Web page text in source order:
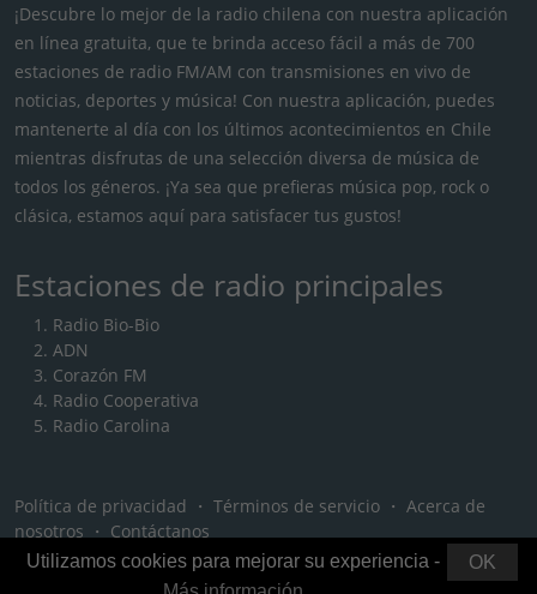
¡Descubre lo mejor de la radio chilena con nuestra aplicación
en línea gratuita, que te brinda acceso fácil a más de 700
estaciones de radio FM/AM con transmisiones en vivo de
noticias, deportes y música! Con nuestra aplicación, puedes
mantenerte al día con los últimos acontecimientos en Chile
mientras disfrutas de una selección diversa de música de
todos los géneros. ¡Ya sea que prefieras música pop, rock o
clásica, estamos aquí para satisfacer tus gustos!
Estaciones de radio principales
Radio Bio-Bio
ADN
Corazón FM
Radio Cooperativa
Radio Carolina
Política de privacidad ・ Términos de servicio ・ Acerca de
nosotros ・ Contáctanos
OK
Utilizamos cookies para mejorar su experiencia -